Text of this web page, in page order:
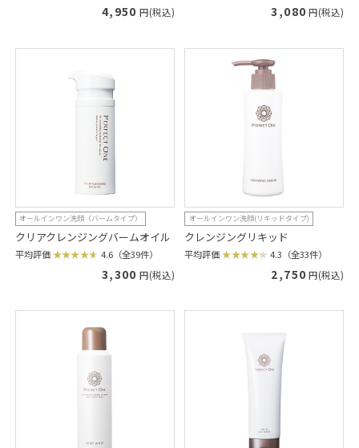
4,950 円(税込) 3,080 円(税込)
オールインワン洗顔（バームタイプ）
クリアクレンジングバームオイル
平均評価 4.6（全39件）
3,300 円(税込)
オールインワン洗顔(リキッドタイプ)
クレンジングリキッド
平均評価 4.3（全33件）
2,750 円(税込)